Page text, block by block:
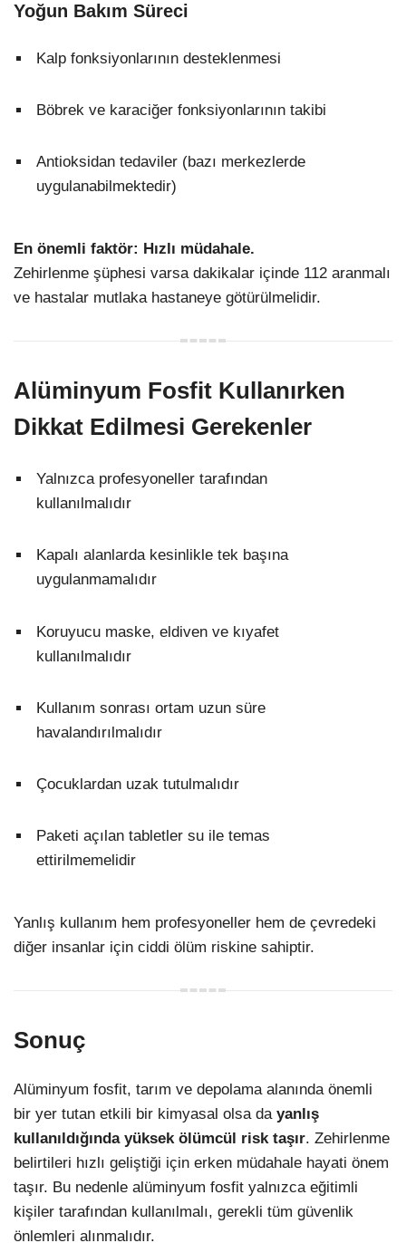
Yoğun Bakım Süreci
Kalp fonksiyonlarının desteklenmesi
Böbrek ve karaciğer fonksiyonlarının takibi
Antioksidan tedaviler (bazı merkezlerde
uygulanabilmektedir)
En önemli faktör: Hızlı müdahale.
Zehirlenme şüphesi varsa dakikalar içinde 112 aranmalı
ve hastalar mutlaka hastaneye götürülmelidir.
Alüminyum Fosfit Kullanırken
Dikkat Edilmesi Gerekenler
Yalnızca profesyoneller tarafından
kullanılmalıdır
Kapalı alanlarda kesinlikle tek başına
uygulanmamalıdır
Koruyucu maske, eldiven ve kıyafet
kullanılmalıdır
Kullanım sonrası ortam uzun süre
havalandırılmalıdır
Çocuklardan uzak tutulmalıdır
Paketi açılan tabletler su ile temas
ettirilmemelidir
Yanlış kullanım hem profesyoneller hem de çevredeki
diğer insanlar için ciddi ölüm riskine sahiptir.
Sonuç
Alüminyum fosfit, tarım ve depolama alanında önemli
bir yer tutan etkili bir kimyasal olsa da yanlış
kullanıldığında yüksek ölümcül risk taşır. Zehirlenme
belirtileri hızlı geliştiği için erken müdahale hayati önem
taşır. Bu nedenle alüminyum fosfit yalnızca eğitimli
kişiler tarafından kullanılmalı, gerekli tüm güvenlik
önlemleri alınmalıdır.